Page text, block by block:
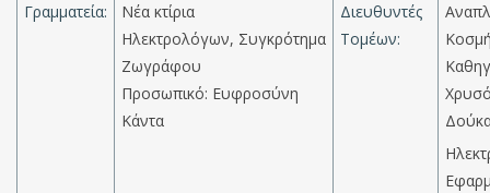
Γραμματεία:
Νέα κτίρια
Ηλεκτρολόγων, Συγκρότημα
Zωγράφου
Προσωπικό: Ευφροσύνη
Κάντα
Διευθυντές
Τομέων: